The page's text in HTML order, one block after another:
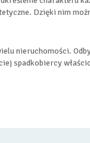
Dzięki nim
nieruchomości.
spadkobiercy